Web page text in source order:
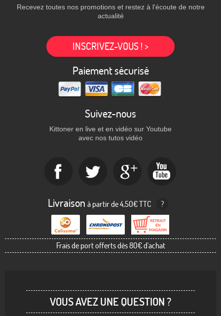
Recevez toutes nos promotions et restez à l'écoute de notre
actualité
INSCRIVEZ-VOUS ! >
Paiement sécurisé
Suivez-nous
Kittoner en live et en vidéo sur Youtube
avec nos tutos vidéo
Livraison à partir de 4,50€ TTC ?
Frais de port offerts dès 80€ d'achat
VOUS AVEZ UNE QUESTION ?